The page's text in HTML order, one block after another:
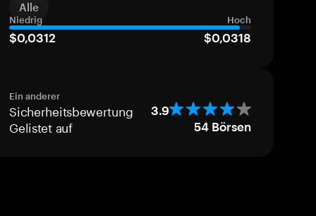
Alle
Niedrig Hoch
$0,0312 $0,0318
Ein anderer
Sicherheitsbewertung 3.9
Gelistet auf 54 Börsen